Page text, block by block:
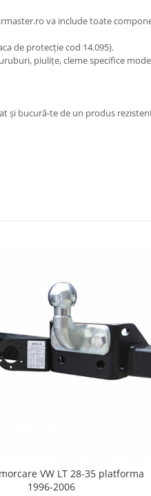
va include toate
de protecție cod 14.095).
piulițe, cleme specifice
și bucură-te de un produs
VW LT 28-35 platforma
1996-2006